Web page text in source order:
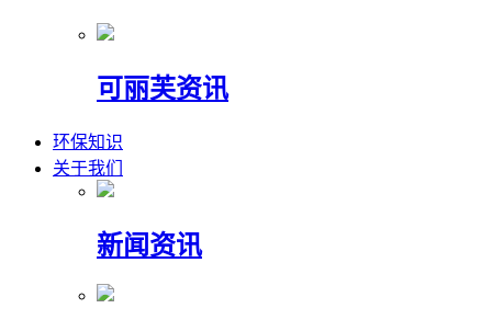
可丽芙资讯
环保知识
关于我们
新闻资讯